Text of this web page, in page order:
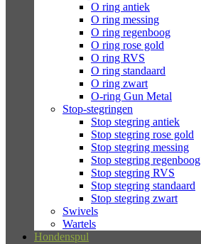
O ring antiek
O ring messing
O ring regenboog
O ring rose gold
O ring RVS
O ring standaard
O ring zwart
O-ring Gun Metal
Stop-stegringen
Stop stegring antiek
Stop stegring rose gold
Stop stegring messing
Stop stegring regenboog
Stop stegring RVS
Stop stegring standaard
Stop stegring zwart
Swivels
Wartels
Hondenspul